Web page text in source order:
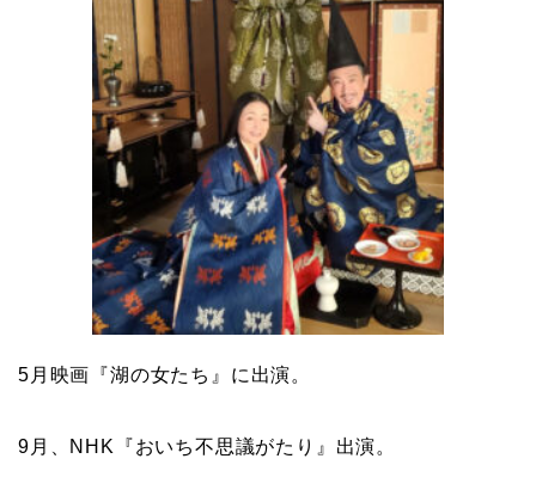
5月映画『湖の女たち』に出演。
9月、NHK『おいち不思議がたり』出演。